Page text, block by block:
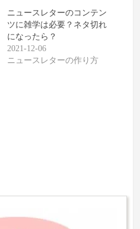
ニュースレターのコンテン
ツに雑学は必要？ネタ切れ
になったら？
2021-12-06
ニュースレターの作り方